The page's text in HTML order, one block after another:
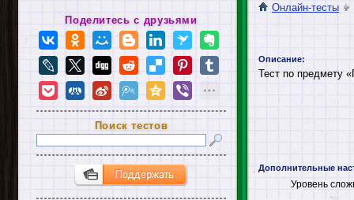
Онлайн-тесты
Описание:
Тест по предмету
Дополнительные
Уровень
Поделитесь с друзьями
Поиск тестов